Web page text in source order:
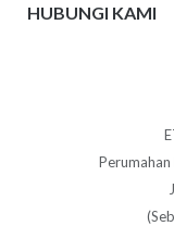
HUBUNGI KAMI